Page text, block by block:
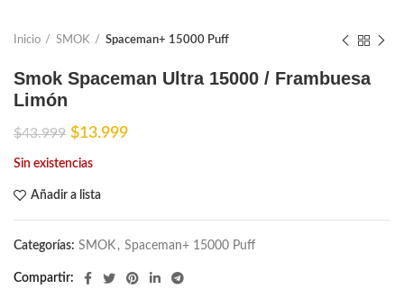
Inicio SMOK Spaceman+ 15000 Puff
Smok Spaceman Ultra 15000 / Frambuesa
Limón
$43.999 El
original
era:
$13.999El
Sin existencias
Añadir a lista
Categorías: SMOK , Spaceman+ 15000 Puff
Compartir